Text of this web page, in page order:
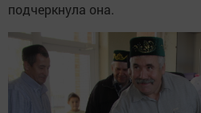
подчеркнула она.